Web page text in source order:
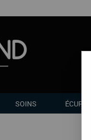
SOINS ÉCURIES